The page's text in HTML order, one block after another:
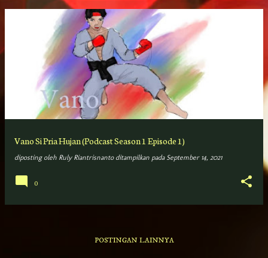
o
Vano Si Pria Hujan (Podcast Season 1 Episode 1)
diposting oleh Ruly Riantrisnanto ditampilkan pada September 14, 2021
0
POSTINGAN LAINNYA